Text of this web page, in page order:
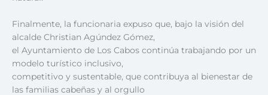
Finalmente, la funcionaria expuso que, bajo la visión del
alcalde Christian Agúndez Gómez,
el Ayuntamiento de Los Cabos continúa trabajando por un
modelo turístico inclusivo,
competitivo y sustentable, que contribuya al bienestar de
las familias cabeñas y al orgullo